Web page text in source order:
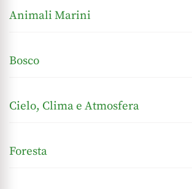
Animali Marini
Bosco
Cielo, Clima e Atmosfera
Foresta